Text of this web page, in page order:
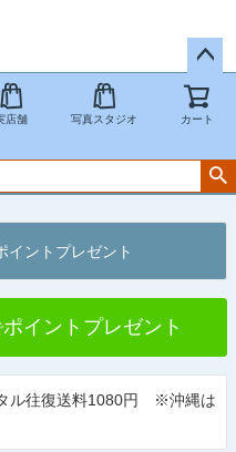
ペー
ジト
店舗 写真スタジオ カート
イントプレゼント
ポイントプレゼント
ル往復送料1080円 ※沖縄は